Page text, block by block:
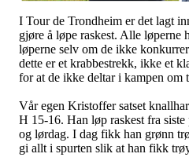
I Tour de Trondheim er det lagt
gjøre å løpe raskest. Alle løperne
løperne selv om de ikke
dette er et krabbestrekk, ikke et
for at de ikke deltar i kampen om
Vår egen Kristoffer satset
H 15-16. Han løp raskest fra
og lørdag. I dag fikk han grønn
gi allt i spurten slik at han fikk